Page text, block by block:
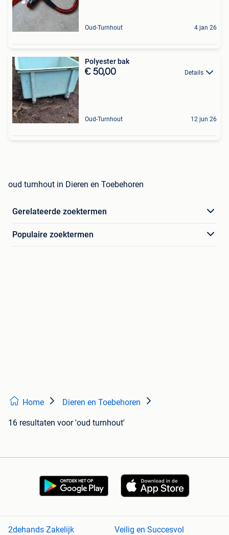
Oud-Turnhout 4 jan 26
Polyester bak
€ 50,00 Details
Oud-Turnhout 12 jun 26
oud turnhout in Dieren en Toebehoren
Gerelateerde zoektermen
Populaire zoektermen
Home Dieren en Toebehoren
16 resultaten voor 'oud turnhout'
2dehands Zakelijk Veilig en Succesvol